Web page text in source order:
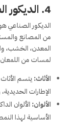
4. الديكور
الديكور الصناعي
من المصانع
المعدن، الخشب،
لمسات من
الأثاث: يتسم
الإطارات
الألوان: الألوان
الأساسية لهذا